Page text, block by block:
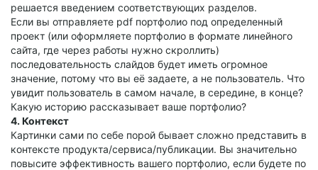
решается введением соответствующих разделов.
Если вы отправляете pdf портфолио под определенный
проект (или оформляете портфолио в формате линейного
сайта, где через работы нужно скроллить)
последовательность слайдов будет иметь огромное
значение, потому что вы её задаете, а не пользователь. Что
увидит пользователь в самом начале, в середине, в конце?
Какую историю рассказывает ваше портфолио?
4. Контекст
Картинки сами по себе порой бывает сложно представить в
контексте продукта/сервиса/публикации. Вы значительно
повысите эффективность вашего портфолио, если будете по